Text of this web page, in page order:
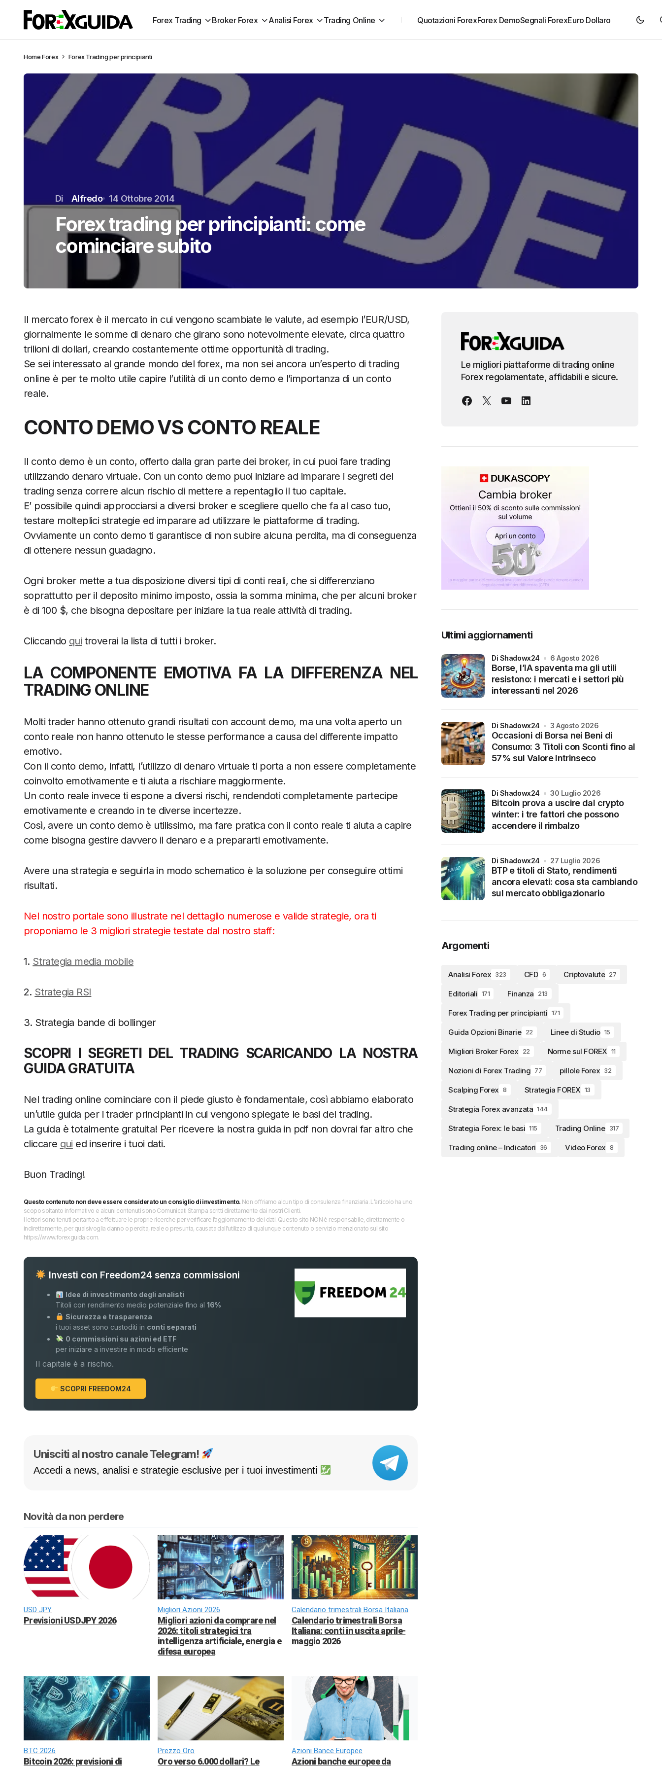
Forex Trading Broker Forex Analisi Forex Trading Online Quotazioni ForexForex DemoSegnali ForexEuro Dollaro
HomeForex Forex Trading per principianti
Di Alfredo 14 Ottobre 2014
Forex trading per principianti: come
cominciare subito
Il mercato forex è il mercato in cui vengono scambiate le valute, ad esempio l’EUR/USD,
giornalmente le somme di denaro che girano sono notevolmente elevate, circa quattro
trilioni di dollari, creando costantemente ottime opportunità di trading.
Se sei interessato al grande mondo del forex, ma non sei ancora un’esperto di trading
online è per te molto utile capire l’utilità di un conto demo e l’importanza di un conto
reale.
CONTO DEMO VS CONTO REALE
Il conto demo è un conto, offerto dalla gran parte dei broker, in cui puoi fare trading
utilizzando denaro virtuale. Con un conto demo puoi iniziare ad imparare i segreti del
trading senza correre alcun rischio di mettere a repentaglio il tuo capitale.
E’ possibile quindi approcciarsi a diversi broker e scegliere quello che fa al caso tuo,
testare molteplici strategie ed imparare ad utilizzare le piattaforme di trading.
Ovviamente un conto demo ti garantisce di non subire alcuna perdita, ma di conseguenza
di ottenere nessun guadagno.
Ogni broker mette a tua disposizione diversi tipi di conti reali, che si differenziano
soprattutto per il deposito minimo imposto, ossia la somma minima, che per alcuni broker
è di 100 $, che bisogna depositare per iniziare la tua reale attività di trading.
Cliccando qui troverai la lista di tutti i broker.
LA COMPONENTE EMOTIVA FA LA DIFFERENZA NEL
TRADING ONLINE
Molti trader hanno ottenuto grandi risultati con account demo, ma una volta aperto un
conto reale non hanno ottenuto le stesse performance a causa del differente impatto
emotivo.
Con il conto demo, infatti, l’utilizzo di denaro virtuale ti porta a non essere completamente
coinvolto emotivamente e ti aiuta a rischiare maggiormente.
Un conto reale invece ti espone a diversi rischi, rendendoti completamente partecipe
emotivamente e creando in te diverse incertezze.
Così, avere un conto demo è utilissimo, ma fare pratica con il conto reale ti aiuta a capire
come bisogna gestire davvero il denaro e a prepararti emotivamente.
Avere una strategia e seguirla in modo schematico è la soluzione per conseguire ottimi
risultati.
Nel nostro portale sono illustrate nel dettaglio numerose e valide strategie, ora ti
proponiamo le 3 migliori strategie testate dal nostro staff:
1. Strategia media mobile
2. Strategia RSI
3. Strategia bande di bollinger
SCOPRI I SEGRETI DEL TRADING SCARICANDO LA NOSTRA
GUIDA GRATUITA
Nel trading online cominciare con il piede giusto è fondamentale, così abbiamo elaborato
un’utile guida per i trader principianti in cui vengono spiegate le basi del trading.
La guida è totalmente gratuita! Per ricevere la nostra guida in pdf non dovrai far altro che
cliccare qui ed inserire i tuoi dati.
Buon Trading!
Questo contenuto non deve essere considerato un consiglio di investimento. Non offriamo alcun tipo di consulenza finanziaria. L’articolo ha uno
scopo soltanto informativo e alcuni contenuti sono Comunicati Stampa scritti direttamente dai nostri Clienti.
I lettori sono tenuti pertanto a effettuare le proprie ricerche per verificare l’aggiornamento dei dati. Questo sito NON è responsabile, direttamente o
indirettamente, per qualsivoglia danno o perdita, reale o presunta, causata dall'utilizzo di qualunque contenuto o servizio menzionato sul sito
https://www.forexguida.com.
Investi con Freedom24 senza commissioni
Idee di investimento degli analisti
Titoli con rendimento medio potenziale fino al16%
Sicurezza e trasparenza
i tuoi asset sono custoditi in conti separati
0 commissioni su azioni ed ETF
per iniziare a investire in modo efficiente
Il capitale è a rischio.
SCOPRI FREEDOM24
Unisciti al nostro canale Telegram!
Accedi a news, analisi e strategie esclusive per i tuoi investimenti
Novità da non perdere
USD JPY
Previsioni USDJPY 2026
Migliori Azioni 2026
Migliori azioni da comprare nel
2026: titoli strategici tra
intelligenza artificiale, energia e
difesa europea
Calendario trimestrali Borsa Italiana
Calendario trimestrali Borsa
Italiana: conti in uscita aprile-
maggio 2026
BTC 2026
Bitcoin 2026: previsioni di
Prezzo Oro
Oro verso 6.000 dollari? Le
Azioni Bance Europee
Azioni banche europee da
Le migliori piattaforme di trading online
Forex regolamentate, affidabili e sicure.
Ultimi aggiornamenti
Borse, l’IA spaventa ma gli utili
resistono: i mercati e i settori più
interessanti nel 2026
di Shadowx24 6 Agosto 2026
Occasioni di Borsa nei Beni di
Consumo: 3 Titoli con Sconti fino al
57% sul Valore Intrinseco
di Shadowx24 3 Agosto 2026
Bitcoin prova a uscire dal crypto
winter: i tre fattori che possono
accendere il rimbalzo
di Shadowx24 30 Luglio 2026
BTP e titoli di Stato, rendimenti
ancora elevati: cosa sta cambiando
sul mercato obbligazionario
di Shadowx24 27 Luglio 2026
Argomenti
Analisi Forex 323 CFD 6 Criptovalute 27
Editoriali 171 Finanza 213
Forex Trading per principianti 171
Guida Opzioni Binarie 22 Linee di Studio 15
Migliori Broker Forex 22 Norme sul FOREX 11
Nozioni di Forex Trading 77 pillole Forex 32
Scalping Forex 8 Strategia FOREX 13
Strategia Forex avanzata 144
Strategia Forex: le basi 115 Trading Online 317
Trading online – Indicatori 36 Video Forex 8